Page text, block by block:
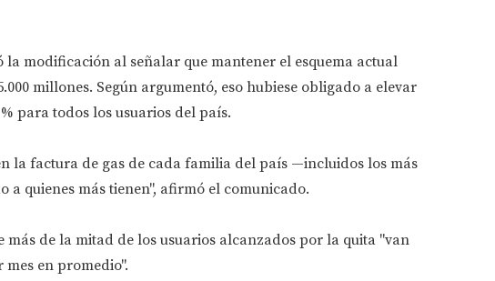
la modificación al señalar que mantener el esquema actual
millones. Según argumentó, eso hubiese obligado a elevar
para todos los usuarios del país.
la factura de gas de cada familia del país —incluidos los más
quienes más tienen", afirmó el comunicado.
más de la mitad de los usuarios alcanzados por la quita "van
mes en promedio".